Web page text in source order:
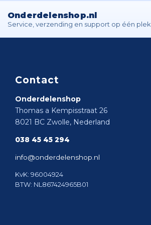
Onderdelenshop.nl
Service, verzending en support op één plek
Contact
Onderdelenshop
Thomas a Kempisstraat 26
8021 BC Zwolle, Nederland
038 45 45 294
info@onderdelenshop.nl
KvK: 96004924
BTW: NL867424965B01